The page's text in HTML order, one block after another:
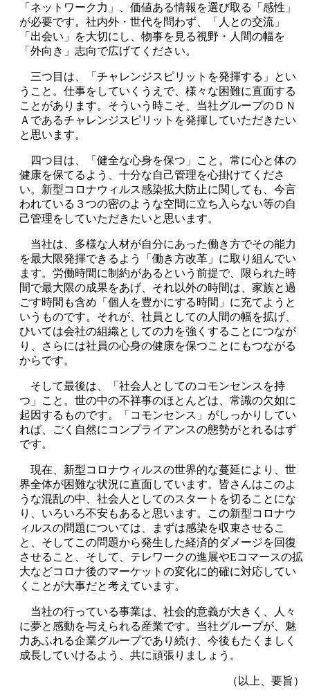
「ネットワーク力」、価値ある情報を選び取る「感性」
が必要です。社内外・世代を問わず、「人との交流」
「出会い」を大切にし、物事を見る視野・人間の幅を
「外向き」志向で広げてください。
三つ目は、「チャレンジスピリットを発揮する」とい
うこと。仕事をしていくうえで、様々な困難に直面する
ことがあります。そういう時こそ、当社グループのＤＮ
Ａであるチャレンジスピリットを発揮していただきたい
と思います。
四つ目は、「健全な心身を保つ」こと。常に心と体の
健康を保てるよう、十分な自己管理を心掛けてくださ
い。新型コロナウィルス感染拡大防止に関しても、今言
われている３つの密のような空間に立ち入らない等の自
己管理をしていただきたいと思います。
当社は、多様な人材が自分にあった働き方でその能力
を最大限発揮できるよう「働き方改革」に取り組んでい
ます。労働時間に制約があるという前提で、限られた時
間で最大限の成果をあげ、それ以外の時間は、家族と過
ごす時間も含め「個人を豊かにする時間」に充てようと
いうものです。それが、社員としての人間の幅を拡げ、
ひいては会社の組織としての力を強くすることにつなが
り、さらには社員の心身の健康を保つことにもつながる
からです。
そして最後は、「社会人としてのコモンセンスを持
つ」こと。世の中の不祥事のほとんどは、常識の欠如に
起因するものです。「コモンセンス」がしっかりしてい
れば、ごく自然にコンプライアンスの態勢がとれるはず
です。
現在、新型コロナウィルスの世界的な蔓延により、世
界全体が困難な状況に直面しています。皆さんはこのよ
うな混乱の中、社会人としてのスタートを切ることにな
り、いろいろ不安もあると思います。この新型コロナウ
ィルスの問題については、まずは感染を収束させるこ
と、そしてこの問題から発生した経済的ダメージを回復
させること、そして、テレワークの進展やEコマースの拡
大などコロナ後のマーケットの変化に的確に対応してい
くことが大事だと考えています。
当社の行っている事業は、社会的意義が大きく、人々
に夢と感動を与えられる産業です。当社グループが、魅
力あふれる企業グループであり続け、今後もたくましく
成長していけるよう、共に頑張りましょう。
（以上、要旨）